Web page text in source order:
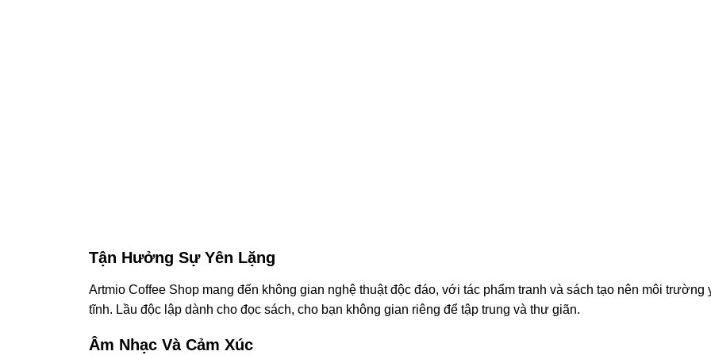
Tận Hưởng Sự Yên Lặng
Artmio Coffee Shop mang đến không gian nghệ thuật độc đáo, với tác phẩm tranh và sách tạo nên môi trường
tĩnh. Lầu độc lập dành cho đọc sách, cho bạn không gian riêng để tập trung và thư giãn.
Âm Nhạc Và Cảm Xúc